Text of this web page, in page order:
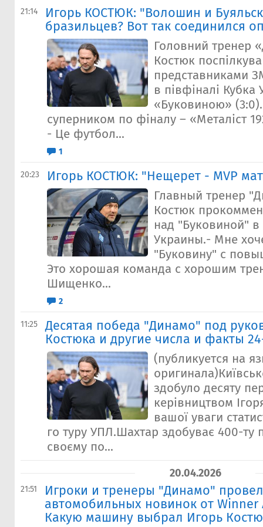
21:14
Игорь КОСТЮК: "Волошин и
бразильцев? Вот так соединился
Головний тренер
Костюк
представниками
в півфіналі Кубка
«Буковиною»
суперником по фіналу – «Металіст
- Це футбол...
1
20:23 Игорь КОСТЮК: "Нещерет - MVP
Главный тренер
Костюк
над "Буковиной"
Украины.- Мне
"Буковину" с
Это хорошая команда с хорошим
Шищенко...
2
11:25
Десятая победа "Динамо" под
Костюка и другие числа и факты
(публикуется на
здобуло десяту
керівництвом
вашої уваги
го туру УПЛ.Шахтар здобуває 400-ту
своєму по...
20.04.2026
21:51
Игроки и тренеры "Динамо"
автомобильных новинок от
Какую машину выбрал Игорь